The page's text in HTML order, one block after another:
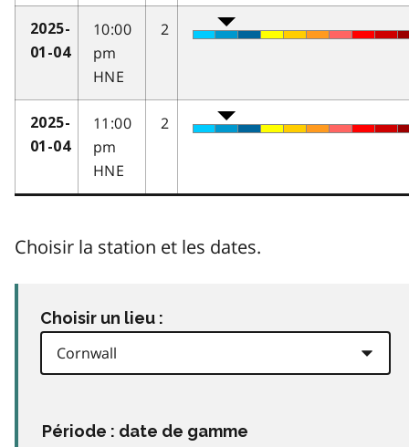
2025-
01-04
10:00
pm
HNE
2
2025-
01-04
11:00
pm
HNE
2
Choisir la station et les dates.
Choisir un lieu :
Période : date de gamme